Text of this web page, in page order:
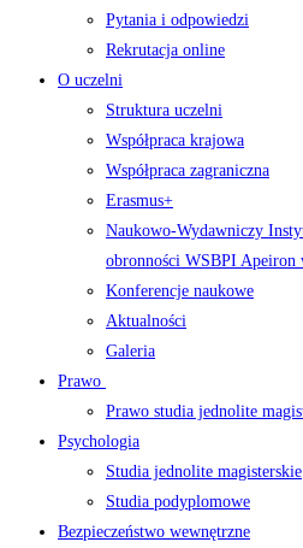
Pytania i odpowiedzi
Rekrutacja online
O uczelni
Struktura uczelni
Współpraca krajowa
Współpraca zagraniczna
Erasmus+
Naukowo-Wydawniczy
obronności WSBPI Apeiron
Konferencje naukowe
Aktualności
Galeria
Prawo
Prawo studia jednolite
Psychologia
Studia jednolite magisterskie
Studia podyplomowe
Bezpieczeństwo wewnętrzne